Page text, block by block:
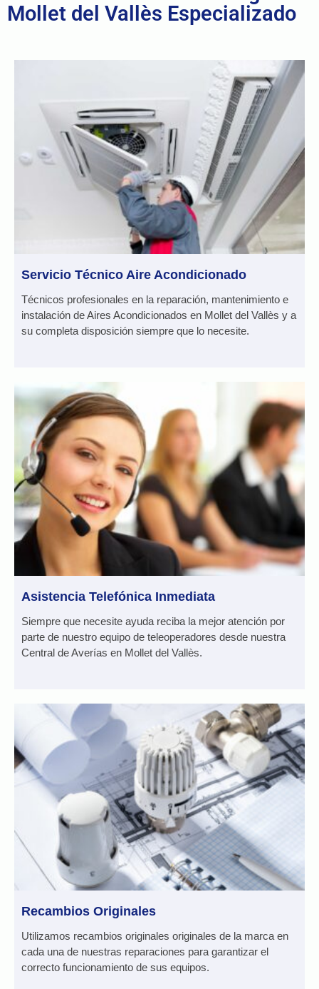
Mollet del Vallès Especializado
Servicio Técnico Aire Acondicionado
Técnicos profesionales en la reparación, mantenimiento e
instalación de Aires Acondicionados en Mollet del Vallès y a
su completa disposición siempre que lo necesite.
Asistencia Telefónica Inmediata
Siempre que necesite ayuda reciba la mejor atención por
parte de nuestro equipo de teleoperadores desde nuestra
Central de Averías en Mollet del Vallès.
Recambios Originales
Utilizamos recambios originales originales de la marca en
cada una de nuestras reparaciones para garantizar el
correcto funcionamiento de sus equipos.